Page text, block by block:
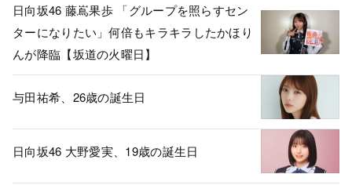
日向坂46 藤嶌果歩 「グループを照らすセン
ターになりたい」何倍もキラキラしたかほり
んが降臨【坂道の火曜日】
与田祐希、26歳の誕生日
日向坂46 大野愛実、19歳の誕生日